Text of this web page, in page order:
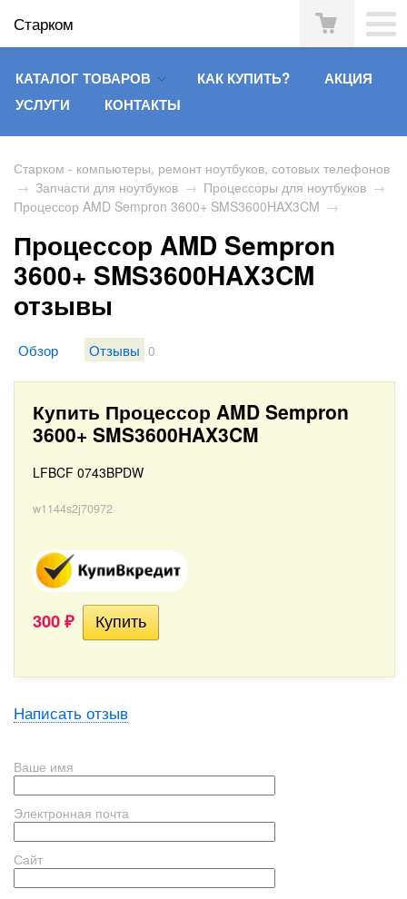
Старком
КАТАЛОГ ТОВАРОВ КАК КУПИТЬ?
АКЦИЯ
УСЛУГИ
КОНТАКТЫ
Старком - компьютеры, ремонт ноутбуков, сотовых телефонов
→ Запчасти для ноутбуков → Процессоры для ноутбуков →
Процессор AMD Sempron 3600+ SMS3600HAX3CM →
Процессор AMD Sempron
3600+ SMS3600HAX3CM
отзывы
Обзор Отзывы 0
Купить Процессор AMD Sempron
3600+ SMS3600HAX3CM
LFBCF 0743BPDW
w1144s2j70972
300 ₽
Написать отзыв
Ваше имя
Электронная почта
Сайт